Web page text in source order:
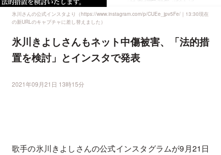
氷川さんの公式インスタより（https://www.instagram.com/p/CUEe_jpv5Fe/｜13:30現在
の新URLのキャプチャに差し替えました）
氷川きよしさんもネット中傷被害、「法的措
置を検討」とインスタで発表
2021年09月21日 13時15分
歌手の氷川きよしさんの公式インスタグラムが9月21日